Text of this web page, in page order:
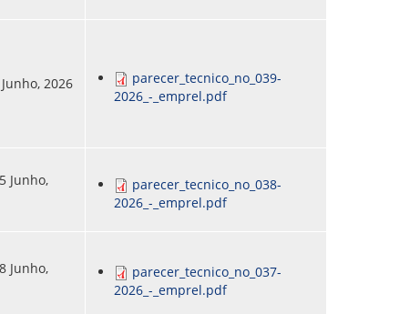
2026
parecer_tecnico_no_039-
2026_-_emprel.pdf
Junho,
parecer_tecnico_no_038-
2026_-_emprel.pdf
Junho,
parecer_tecnico_no_037-
2026_-_emprel.pdf